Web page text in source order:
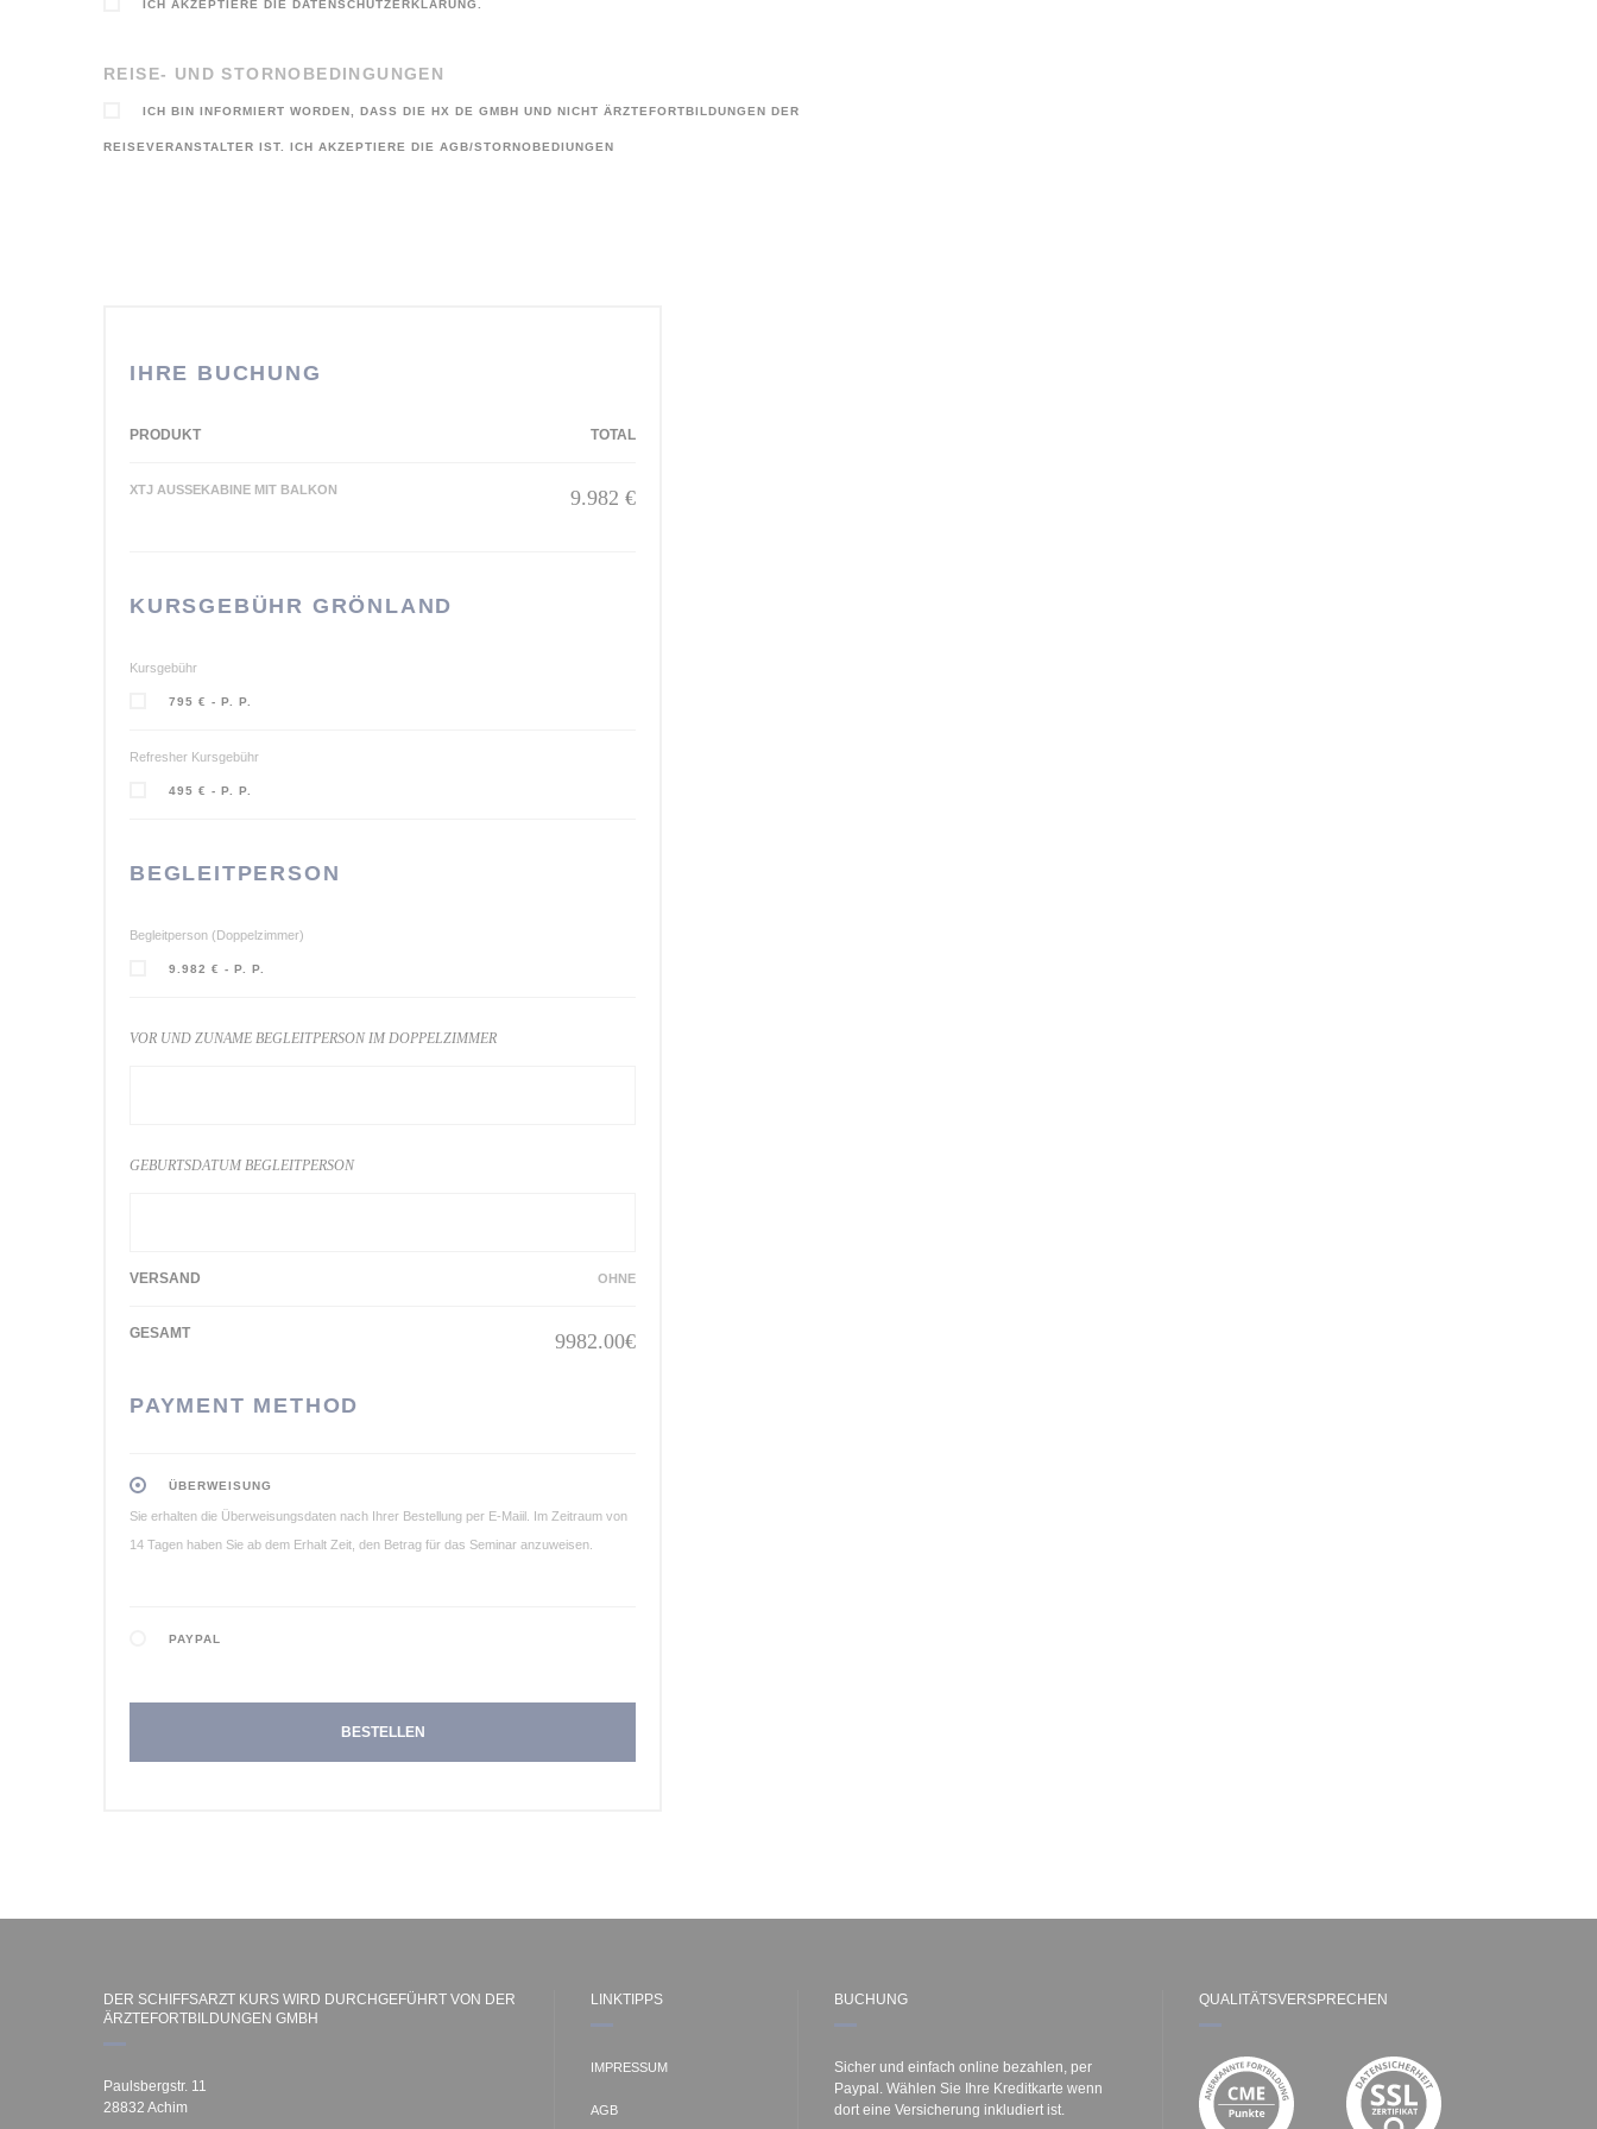
ICH AKZEPTIERE DIE DATENSCHUTZERKLÄRUNG.
REISE- UND STORNOBEDINGUNGEN
ICH BIN INFORMIERT WORDEN, DASS DIE HX DE GMBH UND NICHT ÄRZTEFORTBILDUNGEN DER
REISEVERANSTALTER IST. ICH AKZEPTIERE DIE AGB/STORNOBEDIUNGEN
IHRE BUCHUNG
PRODUKT TOTAL
XTJ AUSSEKABINE MIT BALKON 9.982 €
KURSGEBÜHR GRÖNLAND
Kursgebühr
795 € - P. P.
Refresher Kursgebühr
495 € - P. P.
BEGLEITPERSON
Begleitperson (Doppelzimmer)
9.982 € - P. P.
VOR UND ZUNAME BEGLEITPERSON IM DOPPELZIMMER
GEBURTSDATUM BEGLEITPERSON
VERSAND OHNE
GESAMT 9982.00€
PAYMENT METHOD
ÜBERWEISUNG
Sie erhalten die Überweisungsdaten nach Ihrer Bestellung per E-Maiil. Im Zeitraum von
14 Tagen haben Sie ab dem Erhalt Zeit, den Betrag für das Seminar anzuweisen.
PAYPAL
BESTELLEN
DER SCHIFFSARZT KURS WIRD DURCHGEFÜHRT VON DER
ÄRZTEFORTBILDUNGEN GMBH
Paulsbergstr. 11
28832 Achim
LINKTIPPS
IMPRESSUM
AGB
BUCHUNG
Sicher und einfach online bezahlen, per
Paypal. Wählen Sie Ihre Kreditkarte wenn
dort eine Versicherung inkludiert ist.
QUALITÄTSVERSPRECHEN